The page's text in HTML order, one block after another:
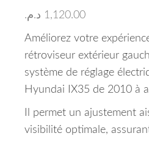
1,120.00 د.م.
Améliorez votre
rétroviseur extérieur
système de réglage
Hyundai IX35 de 2010 à
Il permet un ajustement
visibilité optimale,